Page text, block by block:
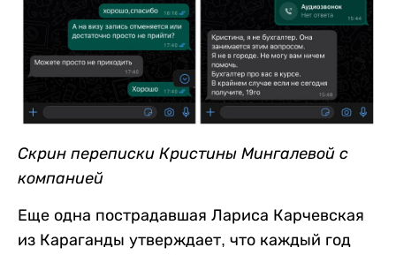
Скрин переписки Кристины Мингалевой с
компанией
Еще одна пострадавшая Лариса Карчевская
из Караганды утверждает, что каждый год